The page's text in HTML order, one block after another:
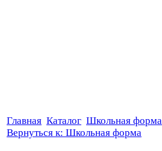
Главная Каталог Школьная форма
Вернуться к: Школьная форма